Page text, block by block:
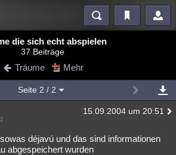
Blogs
Mystery Kriminalfälle
Technologie Ufologie
die sich echt abspielen
37 Beiträge
Träume Mehr
Seite 2 / 2
15.09.2004 um 20:51
déjavú und das sind informationen
abgespeichert wurden